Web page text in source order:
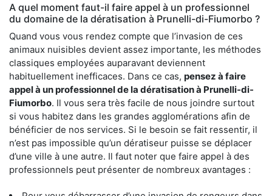
A quel moment faut-il faire appel à un professionnel
du domaine de la dératisation à Prunelli-di-Fiumorbo ?
Quand vous vous rendez compte que l’invasion de ces
animaux nuisibles devient assez importante, les méthodes
classiques employées auparavant deviennent
habituellement inefficaces. Dans ce cas, pensez à faire
appel à un professionnel de la dératisation à Prunelli-di-
Fiumorbo. Il vous sera très facile de nous joindre surtout
si vous habitez dans les grandes agglomérations afin de
bénéficier de nos services. Si le besoin se fait ressentir, il
n’est pas impossible qu’un dératiseur puisse se déplacer
d’une ville à une autre. Il faut noter que faire appel à des
professionnels peut présenter de nombreux avantages :